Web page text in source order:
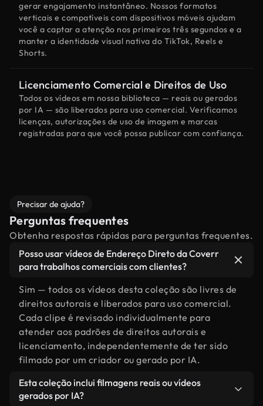
gerar engajamento instantâneo. Nossos formatos
verticais e compatíveis com dispositivos móveis ajudam
você a captar a atenção nos primeiros três segundos e a
manter a identidade visual nativa do TikTok, Reels e
Shorts.
Licenciamento Comercial e Direitos de Uso
Todos os vídeos em nossa biblioteca — reais ou gerados
por IA — são liberados para uso comercial. Verificamos
licenças, autorizações de uso de imagem e marcas
registradas para que você possa publicar com confiança.
Precisar de ajuda?
Perguntas frequentes
Obtenha respostas rápidas para perguntas frequentes.
Posso usar vídeos de Endereço Direto da Coverr
para trabalhos comerciais com clientes?
Sim — todos os vídeos desta coleção são livres de
direitos autorais e liberados para uso comercial.
Cada clipe é revisado individualmente para
atender aos padrões de direitos autorais e
licenciamento, independentemente de ter sido
filmado por um criador ou gerado por IA.
Esta coleção inclui filmagens reais ou vídeos
gerados por IA?